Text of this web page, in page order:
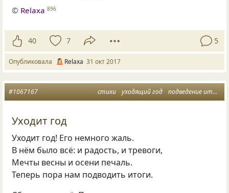
© Relaxa 896
40 7 5
Опубликовала Relaxa 31 окт 2017
стихи уходящий год подведение итогов
#1067167
Уходит год
Уходит год! Его немного жаль.
В нём было всё: и радость, и тревоги,
Мечты весны и осени печаль.
Теперь пора нам подводить итоги.